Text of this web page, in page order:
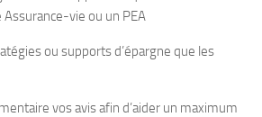
Assurance-vie ou un PEA
ou supports d’épargne que les
vos avis afin d’aider un maximum